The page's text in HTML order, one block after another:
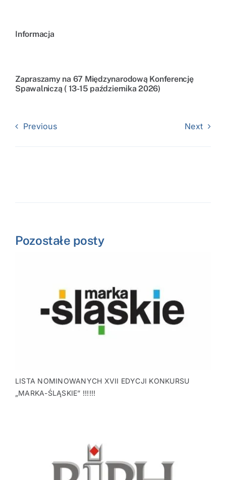
Informacja
Zapraszamy na 67 Międzynarodową Konferencję
Spawalniczą ( 13-15 października 2026)
Previous Next
Pozostałe posty
LISTA NOMINOWANYCH XVII EDYCJI KONKURSU
„MARKA-ŚLĄSKIE” !!!!!!